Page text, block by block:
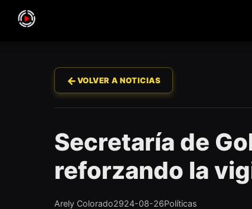
←VOLVER A NOTICIAS
Secretaría de
reforzando la
Arely Colorado2924-08-26Políticas